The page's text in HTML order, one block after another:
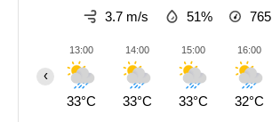
3.7 m/s 51% 765
13:00
33°C
14:00
33°C
15:00
33°C
16:00
32°C
‹